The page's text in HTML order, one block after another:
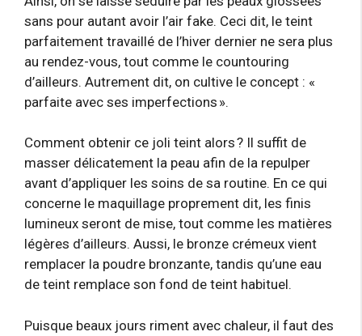
sans pour autant avoir l’air fake. Ceci dit, le teint
parfaitement travaillé de l’hiver dernier ne sera plus
au rendez-vous, tout comme le countouring
d’ailleurs. Autrement dit, on cultive le concept : «
parfaite avec ses imperfections ».
Comment obtenir ce joli teint alors ? Il suffit de
masser délicatement la peau afin de la repulper
avant d’appliquer les soins de sa routine. En ce qui
concerne le maquillage proprement dit, les finis
lumineux seront de mise, tout comme les matières
légères d’ailleurs. Aussi, le bronze crémeux vient
remplacer la poudre bronzante, tandis qu’une eau
de teint remplace son fond de teint habituel.
Puisque beaux jours riment avec chaleur, il faut des